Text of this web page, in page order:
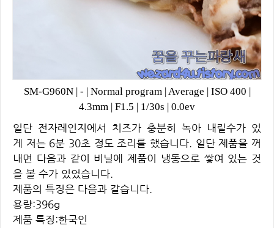
SM-G960N| - | Normal program|Average | ISO 400 |
4.3mm | F1.5 | 1/30s | 0.0ev
일단 전자레인지에서 치즈가 충분히 녹아 내릴수가 있
게 저는 6분 30초 정도 조리를 했습니다. 일단 제품을 꺼
내면 다음과 같이 비닐에 제품이 냉동으로 쌓여 있는 것
을 볼 수가 있었습니다.
제품의 특징은 다음과 같습니다.
용량:396g
제품 특징:한국인